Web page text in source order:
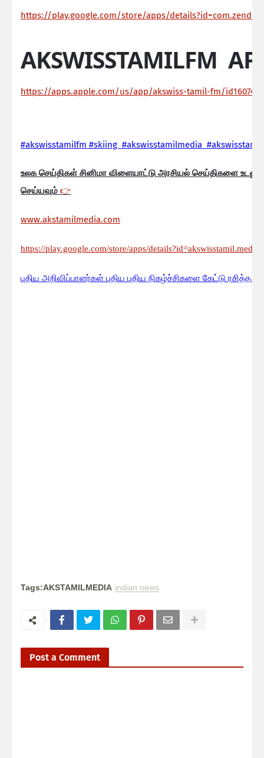
https://play.google.com/store/apps/
AKSWISSTAMILFM
https://apps.apple.com/us/app/akswiss-tamil-fm/
#akswisstamilfm #skiing #akswisstamilmedia
உலக செய்திகள் சினிமா விளையாட்டு அரசியல் செய்திகளை
செய்யவும் 👉
www.akstamilmedia.com
https://play.google.com/store/apps/details?id=akswisstamil.media
புதிய அறிவிப்பாளர்கள் புதிய புதிய நிகழ்ச்சிகளை கேட்டு ரசித்த
Tags:AKSTAMILMEDIA indian news
Post a Comment